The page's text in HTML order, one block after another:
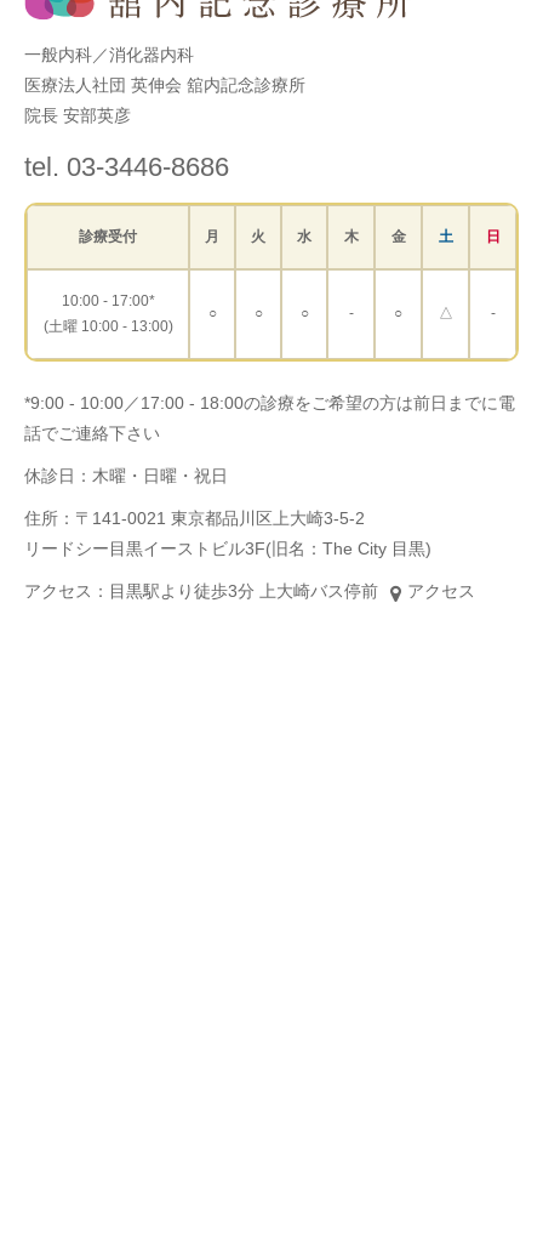
一般内科／消化器内科
医療法人社団 英伸会 舘内記念診療所
院長 安部英彦
tel. 03-3446-8686
診療受付 月 火 水 木 金 土 日
10:00 - 17:00*
(土曜 10:00 - 13:00)
○ ○ ○ - ○ △ -
*9:00 - 10:00／17:00 - 18:00の診療をご希望の方は前日までに電
話でご連絡下さい
休診日：木曜・日曜・祝日
住所：〒141-0021 東京都品川区上大崎3-5-2
リードシー目黒イーストビル3F(旧名：The City 目黒)
アクセス：目黒駅より徒歩3分 上大崎バス停前 アクセス